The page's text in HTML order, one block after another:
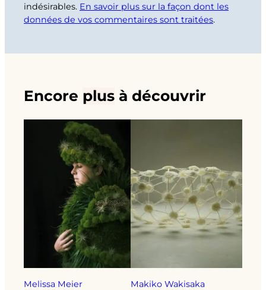
indésirables. En savoir plus sur la façon dont les
données de vos commentaires sont traitées.
Encore plus à découvrir
Melissa Meier Makiko Wakisaka